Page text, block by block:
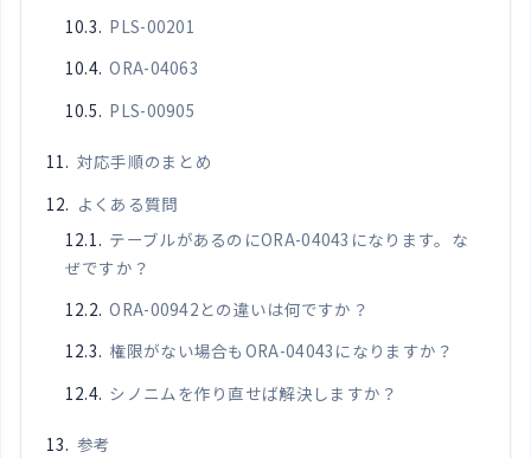
PLS-00201
ORA-04063
PLS-00905
対応手順のまとめ
よくある質問
テーブルがあるのにORA-04043になります。な
ぜですか？
ORA-00942との違いは何ですか？
権限がない場合もORA-04043になりますか？
シノニムを作り直せば解決しますか？
参考